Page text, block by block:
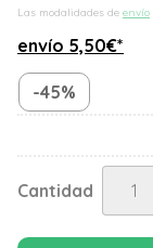
Las modalidades de envío
envío 5,50€*
-45%
Cantidad